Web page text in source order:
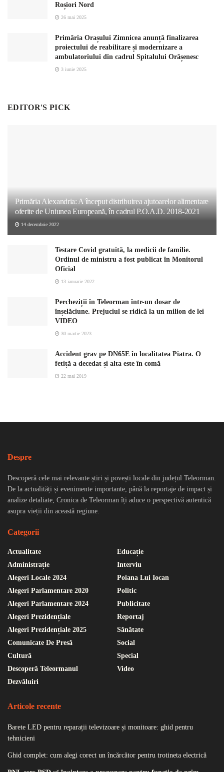
Roșiori Nord
26 mai 2025
Primăria Orașului Zimnicea anunță finalizarea
proiectului de reabilitare și modernizare a
ambulatoriului din cadrul Spitalului Orășenesc
3 iunie 2025
EDITOR'S PICK
Primăria Alexandria: A început distribuirea ajutoarelor alimentare
oferite de Uniunea Europeană, în cadrul P.O.A.D. 2018-2021
14 decembrie 2022
Testare Covid gratuită, la medicii de familie.
Ordinul de ministru a fost publicat în Monitorul
Oficial
13 ianuarie 2022
Percheziții în Teleorman într-un dosar de
înșelăciune. Prejuciul se ridică la un milion de lei
VIDEO
30 martie 2023
Accident grav pe DN65E în localitatea Piatra. O
fetiță a decedat și alta este în comă
22 mai 2019
Despre
Descoperă cele mai relevante știri și povești locale din județul Teleorman.
De la actualități și evenimente importante, până la reportaje de impact și
analize detaliate, Cronica de Teleorman îți aduce o perspectivă autentică
asupra vieții din această regiune.
Categorii
Actualitate
Administrație
Alegeri Locale 2024
Alegeri Parlamentare 2020
Alegeri Parlamentare 2024
Alegeri Prezidențiale
Alegeri Prezidențiale 2025
Comunicate De Presă
Cultură
Descoperă Teleormanul
Dezvăluiri
Educație
Interviu
Poiana Lui Iocan
Politic
Publicitate
Reportaj
Sănătate
Social
Special
Video
Articole recente
Barete LED pentru reparații televizoare și monitoare: ghid pentru
tehnicieni
Ghid complet: cum alegi corect un încărcător pentru trotineta electrică